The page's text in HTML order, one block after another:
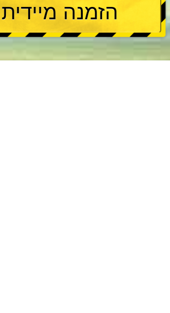
הזמנה מיידית